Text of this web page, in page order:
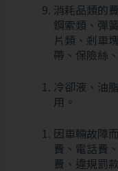
消耗品類的
鋼索類、彈
片類、剎車
帶、保險絲
冷卻液、油
用。
因車輛故障
費、電話費
費、違規罰